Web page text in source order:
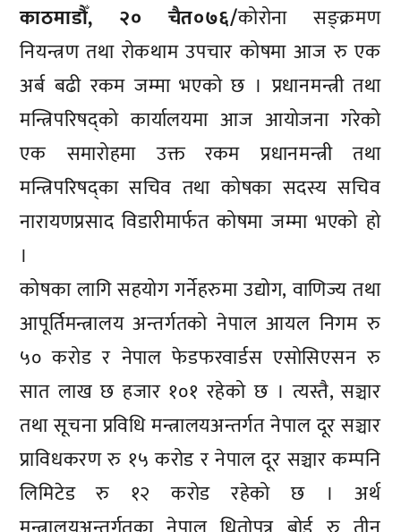
काठमाडौँ, २० चैत०७६/कोरोना सङ्क्रमण
नियन्त्रण तथा रोकथाम उपचार कोषमा आज रु एक
अर्ब बढी रकम जम्मा भएको छ । प्रधानमन्त्री तथा
मन्त्रिपरिषद्को कार्यालयमा आज आयोजना गरेको
एक समारोहमा उक्त रकम प्रधानमन्त्री तथा
मन्त्रिपरिषद्का सचिव तथा कोषका सदस्य सचिव
नारायणप्रसाद विडारीमार्फत कोषमा जम्मा भएको हो
।
कोषका लागि सहयोग गर्नेहरुमा उद्योग, वाणिज्य तथा
आपूर्तिमन्त्रालय अन्तर्गतको नेपाल आयल निगम रु
५० करोड र नेपाल फेडफरवार्डस एसोसिएसन रु
सात लाख छ हजार १०१ रहेको छ । त्यस्तै, सञ्चार
तथा सूचना प्रविधि मन्त्रालयअन्तर्गत नेपाल दूर सञ्चार
प्राविधकरण रु १५ करोड र नेपाल दूर सञ्चार कम्पनि
लिमिटेड रु १२ करोड रहेको छ । अर्थ